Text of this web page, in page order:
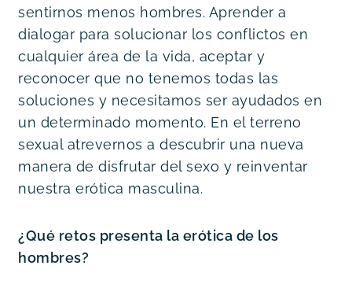
sentirnos menos hombres. Aprender a
dialogar para solucionar los conflictos en
cualquier área de la vida, aceptar y
reconocer que no tenemos todas las
soluciones y necesitamos ser ayudados en
un determinado momento. En el terreno
sexual atrevernos a descubrir una nueva
manera de disfrutar del sexo y reinventar
nuestra erótica masculina.
¿Qué retos presenta la erótica de los
hombres?